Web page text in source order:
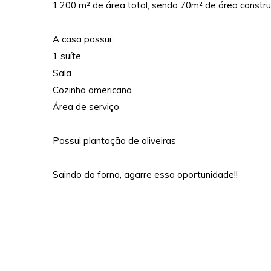
1.200 m² de área total, sendo 70m² de área
A casa possui:
1 suíte
Sala
Cozinha americana
Área de serviço
Possui plantação de oliveiras
Saindo do forno, agarre essa oportunidade!!